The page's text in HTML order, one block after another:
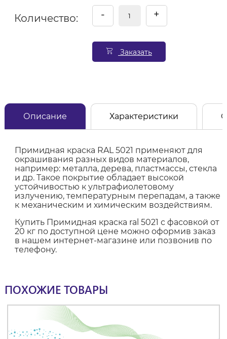
Количество: - +
Заказать
Описание Характеристики
Примидная краска RAL 5021 применяют для
окрашивания разных видов материалов,
например: металла, дерева, пластмассы, стекла
и др. Такое покрытие обладает высокой
устойчивостью к ультрафиолетовому
излучению, температурным перепадам, а также
к механическим и химическим воздействиям.
Купить Примидная краска ral 5021 с фасовкой от
20 кг по доступной цене можно оформив заказ
в нашем интернет-магазине или позвонив по
телефону.
ПОХОЖИЕ ТОВАРЫ